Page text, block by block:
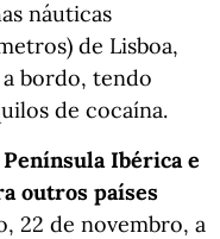
náuticas
de Lisboa,
bordo, tendo
de cocaína.
Ibérica e
outros países
22 de novembro, a